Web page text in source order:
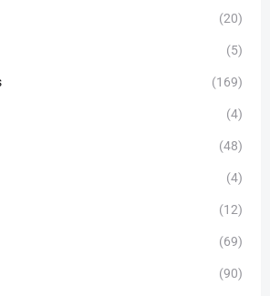
(20)
(5)
(169)
(4)
(48)
(4)
(12)
(69)
(90)